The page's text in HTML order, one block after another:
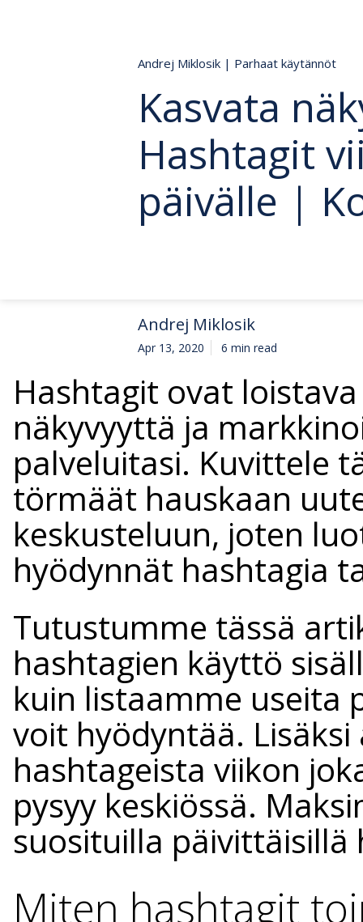
Andrej Miklosik | Parhaat käytännöt
Kasvata
Hashtagit
päivälle |
Andrej Miklosik
Apr 13, 2020 6 min read
Hashtagit ovat
näkyvyyttä ja
palveluitasi. Kuvittele
törmäät hauskaan
keskusteluun, joten
hyödynnät hashtagia
Tutustumme tässä
hashtagien käyttö
kuin listaamme useita
voit hyödyntää.
hashtageista viikon
pysyy keskiössä.
suosituilla päivittäisillä
Miten hashtagit